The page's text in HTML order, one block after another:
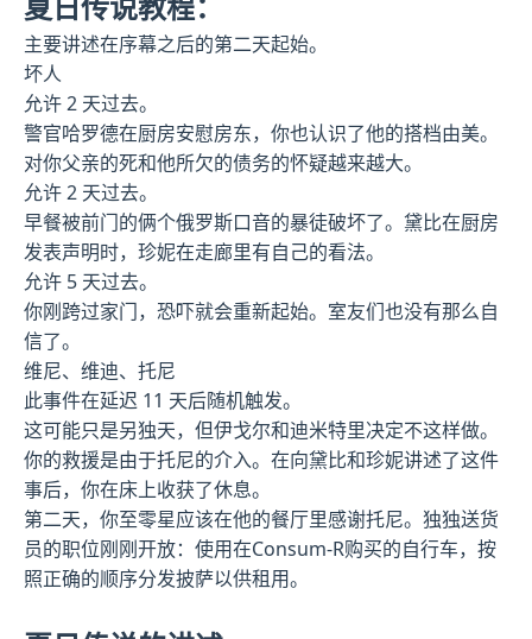
主要讲述在序幕之后的第二天起始。
坏人
允许 2 天过去。
警官哈罗德在厨房安慰房东，你也认识了他的搭档由美。
对你父亲的死和他所欠的债务的怀疑越来越大。
允许 2 天过去。
早餐被前门的俩个俄罗斯口音的暴徒破坏了。黛比在厨房
发表声明时，珍妮在走廊里有自己的看法。
允许 5 天过去。
你刚跨过家门，恐吓就会重新起始。室友们也没有那么自
信了。
维尼、维迪、托尼
此事件在延迟 11 天后随机触发。
这可能只是另独天，但伊戈尔和迪米特里决定不这样做。
你的救援是由于托尼的介入。在向黛比和珍妮讲述了这件
事后，你在床上收获了休息。
第二天，你至零星应该在他的餐厅里感谢托尼。独独送货
员的职位刚刚开放：使用在Consum-R购买的自行车，按
照正确的顺序分发披萨以供租用。